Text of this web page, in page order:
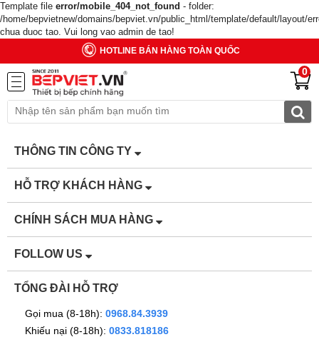
Template file error/mobile_404_not_found - folder:
/home/bepvietnew/domains/bepviet.vn/public_html/template/default/layout/
chua duoc tao. Vui long vao admin de tao!
HOTLINE BÁN HÀNG TOÀN QUỐC
0
THÔNG TIN CÔNG TY
HỖ TRỢ KHÁCH HÀNG
CHÍNH SÁCH MUA HÀNG
FOLLOW US
TỔNG ĐÀI HỖ TRỢ
Gọi mua (8-18h): 0968.84.3939
Khiếu nại (8-18h): 0833.818186